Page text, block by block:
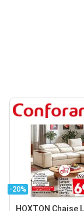
-20%
HOXTON Chaise